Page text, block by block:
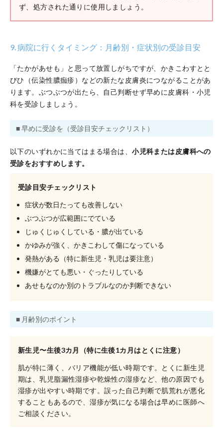
ず、処方された通りに使用しましょう。
9. 病院に行くタイミング：月齢別・症状別の受診目安
「たかがあせも」と思って放置しがちですが、かきこわすとと
びひ（伝染性膿痂疹）などの新たな皮膚炎につながることがあ
ります。ぶつぶつが出たら、自己判断せず早めに皮膚科・小児
科を受診しましょう。
■ 早めに受診を（受診目安チェックリスト）
以下のいずれかに当てはまる場合は、小児科または皮膚科への
受診をおすすめします。
受診目安チェックリスト
症状が数日たっても改善しない
ぶつぶつが広範囲にでている
じゅくじゅくしている・膿が出ている
かゆみが強く、かきこわして傷になっている
発熱がある（特に新生児・乳児は要注意）
機嫌がとても悪い・ぐったりしている
あせもなのか別のトラブルなのか判断できない
■ 月齢別のポイント
新生児〜生後3カ月（特に生後1カ月はとくに注意）
肌が特に薄く、バリア機能が低い時期です。とくに新生児
期は、乳児脂漏性湿疹や乾燥性の湿疹など、他の原因でも
湿疹が出やすい時期です。誤った自己判断で肌荒れが悪化
することもあるので、湿疹が気になる場合は早めに医師へ
ご相談ください。